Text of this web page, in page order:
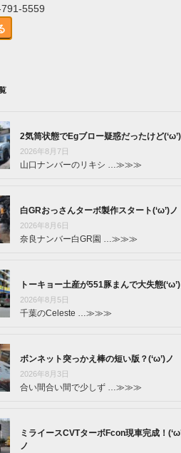
5559
2気筒状態でEgブロー疑惑だったけど
2026年8月7日
山口ナンバーのリキシ …≫≫≫
白GRおっさんターボ製作スタート(‘ω’)ノ
2026年8月6日
奈良ナンバー白GR園 …≫≫≫
トーキョー土産が551豚まんで大失態(‘ω’)
2026年8月5日
千葉のCeleste …≫≫≫
ボンネット突っかえ棒の短い版？(‘ω’)ノ
2026年8月3日
合い間合い間で少しず …≫≫≫
ミライースCVTターボFcon現車完成！
ノ